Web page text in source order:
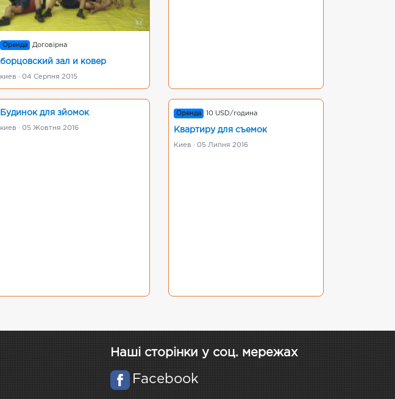
Оренда Договірна
борцовский зал и ковер
киев · 04 Серпня 2015
Будинок для зйомок
киев · 05 Жовтня 2016
Оренда 10 USD/година
Квартиру для съемок
Киев · 05 Липня 2016
Наші сторінки у соц. мережах
Facebook